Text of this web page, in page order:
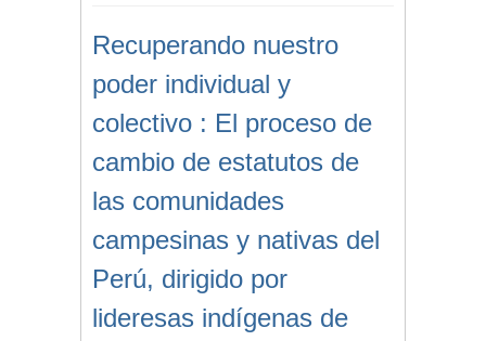
Recuperando nuestro
poder individual y
colectivo : El proceso de
cambio de estatutos de
las comunidades
campesinas y nativas del
Perú, dirigido por
lideresas indígenas de